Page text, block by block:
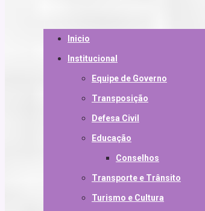
Inicio
Institucional
Equipe de Governo
Transposição
Defesa Civil
Educação
Conselhos
Transporte e Trânsito
Turismo e Cultura